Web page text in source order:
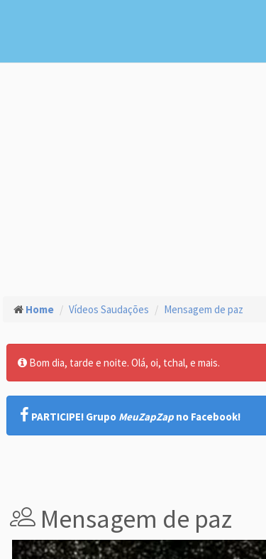
Fullwidth
Home Vídeos Saudações Mensagem de paz
Bom dia, tarde e noite. Olá, oi, tchal, e mais.
PARTICIPE! Grupo MeuZapZap no Facebook!
Mensagem de paz